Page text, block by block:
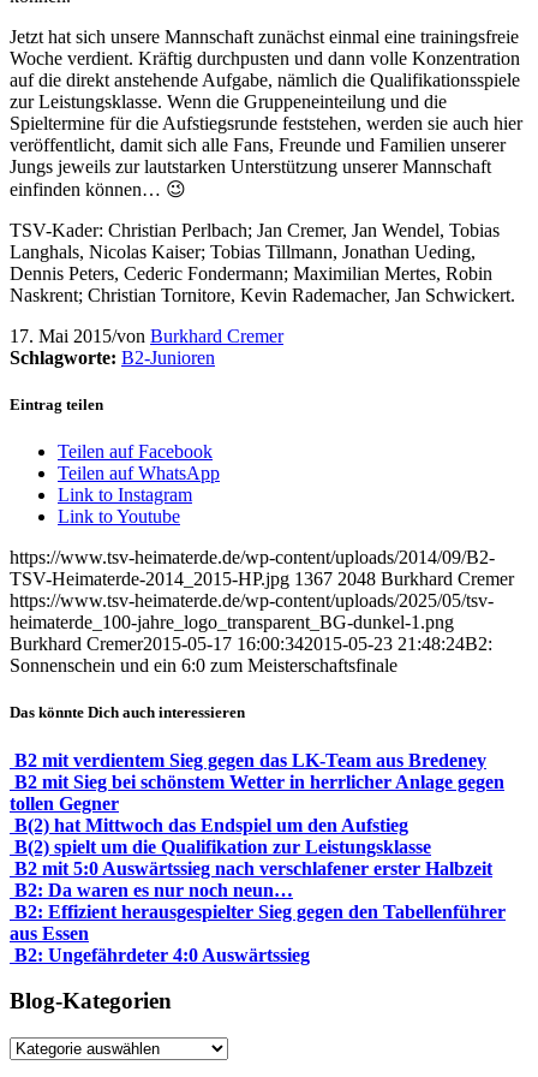
Jetzt hat sich unsere Mannschaft zunächst einmal eine trainingsfreie
Woche verdient. Kräftig durchpusten und dann volle Konzentration
auf die direkt anstehende Aufgabe, nämlich die Qualifikationsspiele
zur Leistungsklasse. Wenn die Gruppeneinteilung und die
Spieltermine für die Aufstiegsrunde feststehen, werden sie auch hier
veröffentlicht, damit sich alle Fans, Freunde und Familien unserer
Jungs jeweils zur lautstarken Unterstützung unserer Mannschaft
einfinden können… 😉
TSV-Kader: Christian Perlbach; Jan Cremer, Jan Wendel, Tobias
Langhals, Nicolas Kaiser; Tobias Tillmann, Jonathan Ueding,
Dennis Peters, Cederic Fondermann; Maximilian Mertes, Robin
Naskrent; Christian Tornitore, Kevin Rademacher, Jan Schwickert.
17. Mai 2015/von Burkhard Cremer
Schlagworte: B2-Junioren
Eintrag teilen
Teilen auf Facebook
Teilen auf WhatsApp
Link to Instagram
Link to Youtube
https://www.tsv-heimaterde.de/wp-content/uploads/2014/09/B2-
TSV-Heimaterde-2014_2015-HP.jpg 1367 2048 Burkhard Cremer
https://www.tsv-heimaterde.de/wp-content/uploads/2025/05/tsv-
heimaterde_100-jahre_logo_transparent_BG-dunkel-1.png
Burkhard Cremer2015-05-17 16:00:342015-05-23 21:48:24B2:
Sonnenschein und ein 6:0 zum Meisterschaftsfinale
Das könnte Dich auch interessieren
B2 mit verdientem Sieg gegen das LK-Team aus Bredeney
B2 mit Sieg bei schönstem Wetter in herrlicher Anlage gegen
tollen Gegner
B(2) hat Mittwoch das Endspiel um den Aufstieg
B(2) spielt um die Qualifikation zur Leistungsklasse
B2 mit 5:0 Auswärtssieg nach verschlafener erster Halbzeit
B2: Da waren es nur noch neun…
B2: Effizient herausgespielter Sieg gegen den Tabellenführer
aus Essen
B2: Ungefährdeter 4:0 Auswärtssieg
Blog-Kategorien
Blog-